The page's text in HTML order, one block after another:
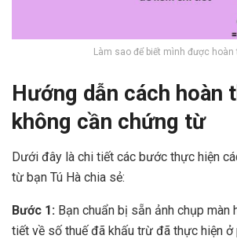
Làm sao để biết mình được hoàn
Hướng dẫn cách hoàn
không cần chứng từ
Dưới đây là chi tiết các bước thực hiện
từ bạn Tú Hà chia sẻ:
Bước 1: Bạn chuẩn bị sẵn ảnh chụp màn
tiết về số thuế đã khấu trừ đã thực hiện